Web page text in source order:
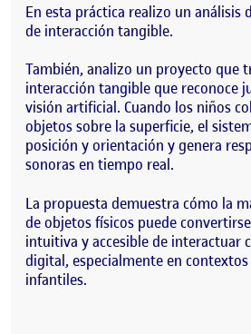
En esta práctica realizo un análisis
de interacción tangible.
También, analizo un proyecto que
interacción tangible que reconoce
visión artificial. Cuando los niños
objetos sobre la superficie, el
posición y orientación y genera
sonoras en tiempo real.
La propuesta demuestra cómo la
de objetos físicos puede
intuitiva y accesible de interactuar
digital, especialmente en
infantiles.